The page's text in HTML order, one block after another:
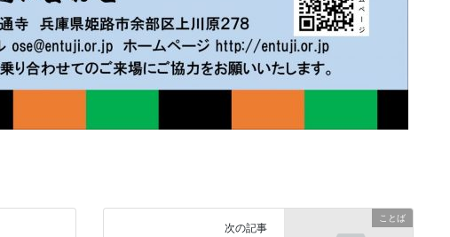
ことば
次の記事